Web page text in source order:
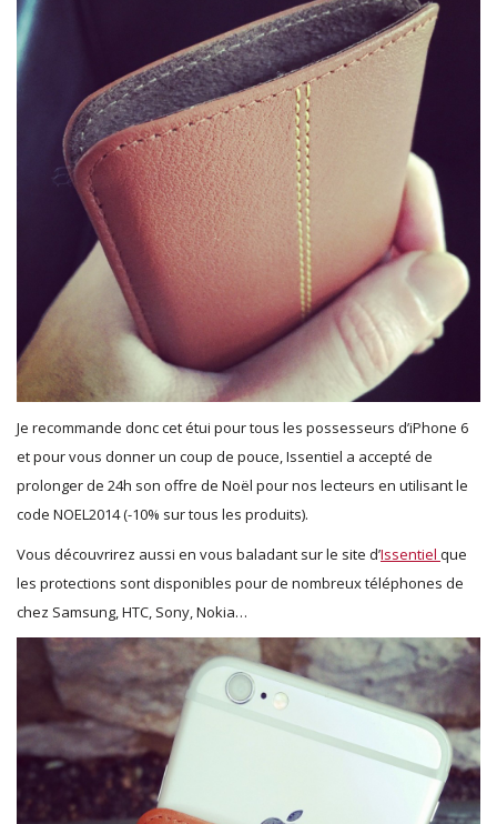
Je recommande donc cet étui pour tous les possesseurs d’iPhone 6
et pour vous donner un coup de pouce, Issentiel a accepté de
prolonger de 24h son offre de Noël pour nos lecteurs en utilisant le
code NOEL2014 (-10% sur tous les produits).
Vous découvrirez aussi en vous baladant sur le site d’Issentiel que
les protections sont disponibles pour de nombreux téléphones de
chez Samsung, HTC, Sony, Nokia…